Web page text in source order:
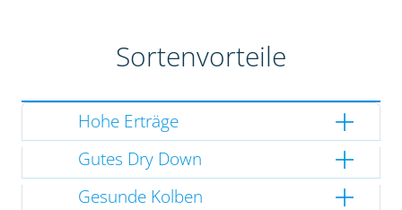
Sortenvorteile
Hohe Erträge
Gutes Dry Down
Gesunde Kolben